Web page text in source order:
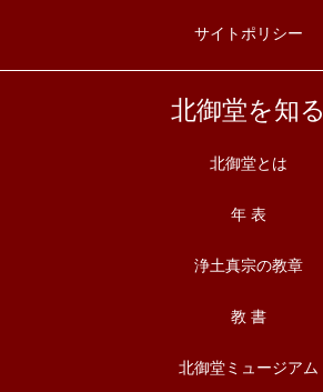
サイトポリシー
北御堂を知る
北御堂とは
年 表
浄土真宗の教章
教 書
北御堂ミュージアム